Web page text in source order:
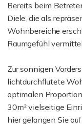
Bereits beim
Diele, die als
Wohnbereiche
Raumgefühl
Zur sonnigen
lichtdurchflutete
optimalen
30m² vielseitige
hier gelangen Sie